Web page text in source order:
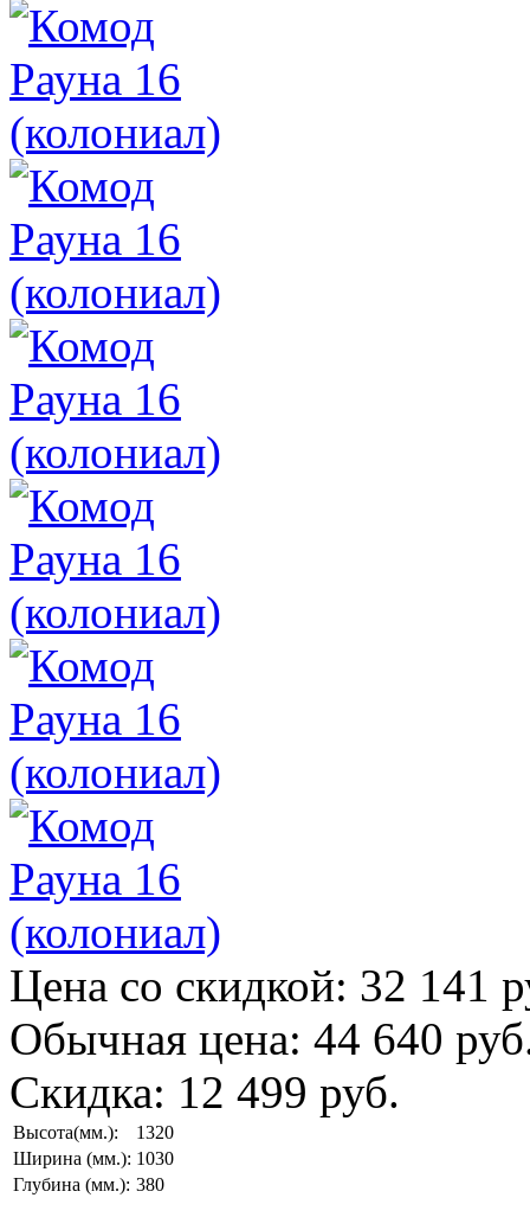
Цена со скидкой: 32 141
Обычная цена: 44 640
Скидка: 12 499 руб.
Высота(мм.):
1320
Ширина (мм.): 1030
Глубина (мм.): 380